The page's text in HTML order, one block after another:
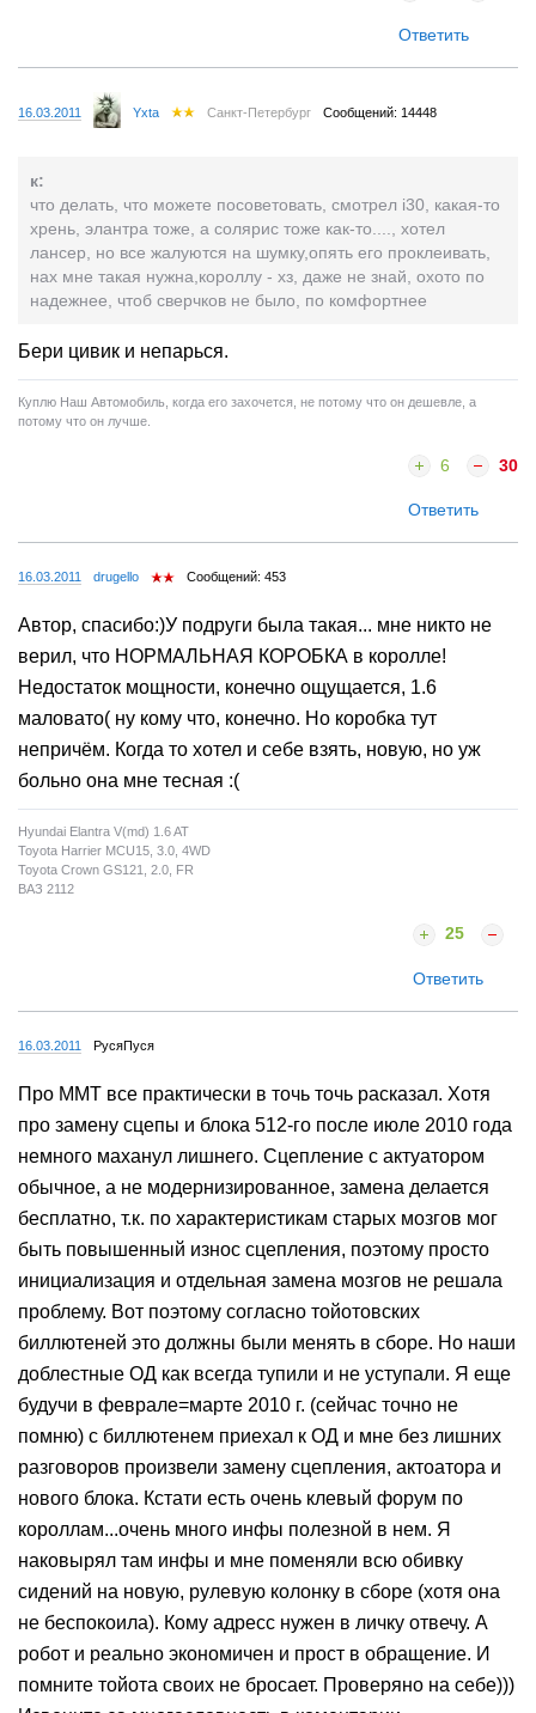
Ответить
16.03.2011 Yxta Санкт-Петербург Сообщений: 14448
к:
что делать, что можете посоветовать, смотрел i30, какая-то
хрень, элантра тоже, а солярис тоже как-то...., хотел
лансер, но все жалуются на шумку,опять его проклеивать,
нах мне такая нужна,короллу - хз, даже не знай, охото по
надежнее, чтоб сверчков не было, по комфортнее
Бери цивик и непарься.
Куплю Наш Автомобиль, когда его захочется, не потому что он дешевле, а
потому что он лучше.
6 30
Ответить
16.03.2011 drugello Сообщений: 453
Автор, спасибо:)У подруги была такая... мне никто не
верил, что НОРМАЛЬНАЯ КОРОБКА в королле!
Недостаток мощности, конечно ощущается, 1.6
маловато( ну кому что, конечно. Но коробка тут
непричём. Когда то хотел и себе взять, новую, но уж
больно она мне тесная :(
Hyundai Elantra V(md) 1.6 AT
Toyota Harrier MCU15, 3.0, 4WD
Toyota Crown GS121, 2.0, FR
ВАЗ 2112
25
Ответить
16.03.2011 РусяПуся
Про ММТ все практически в точь точь расказал. Хотя
про замену сцепы и блока 512-го после июле 2010 года
немного маханул лишнего. Сцепление с актуатором
обычное, а не модернизированное, замена делается
бесплатно, т.к. по характеристикам старых мозгов мог
быть повышенный износ сцепления, поэтому просто
инициализация и отдельная замена мозгов не решала
проблему. Вот поэтому согласно тойотовских
биллютеней это должны были менять в сборе. Но наши
доблестные ОД как всегда тупили и не уступали. Я еще
будучи в феврале=марте 2010 г. (сейчас точно не
помню) с биллютенем приехал к ОД и мне без лишних
разговоров произвели замену сцепления, актоатора и
нового блока. Кстати есть очень клевый форум по
короллам...очень много инфы полезной в нем. Я
наковырял там инфы и мне поменяли всю обивку
сидений на новую, рулевую колонку в сборе (хотя она
не беспокоила). Кому адресс нужен в личку отвечу. А
робот и реально экономичен и прост в обращение. И
помните тойота своих не бросает. Проверяно на себе)))